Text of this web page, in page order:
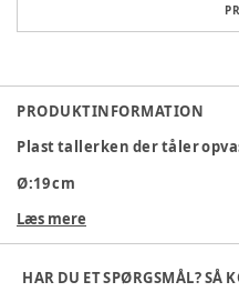
PRODUKTINFORMATION
Plast tallerken der tåler
Ø:19 cm
Varenummer:
Læs mere
HAR DU ET SPØRGSMÅL? SÅ